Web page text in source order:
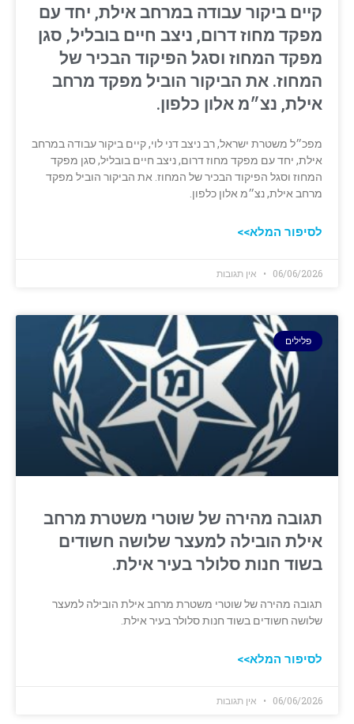
קיים ביקור עבודה במרחב אילת, יחד עם
מפקד מחוז דרום, ניצב חיים בובליל, סגן
מפקד המחוז וסגל הפיקוד הבכיר של
המחוז. את הביקור הוביל מפקד מרחב
אילת, נצ״מ אלון כלפון.
מפכ״ל משטרת ישראל, רב ניצב דני לוי, קיים ביקור עבודה במרחב
אילת, יחד עם מפקד מחוז דרום, ניצב חיים בובליל, סגן מפקד
המחוז וסגל הפיקוד הבכיר של המחוז. את הביקור הוביל מפקד
מרחב אילת, נצ״מ אלון כלפון.
לסיפור המלא>>
06/06/2026 אין תגובות
פלילים
תגובה מהירה של שוטרי משטרת מרחב
אילת הובילה למעצר שלושה חשודים
בשוד חנות סלולר בעיר אילת.
תגובה מהירה של שוטרי משטרת מרחב אילת הובילה למעצר
שלושה חשודים בשוד חנות סלולר בעיר אילת.
לסיפור המלא>>
06/06/2026 אין תגובות